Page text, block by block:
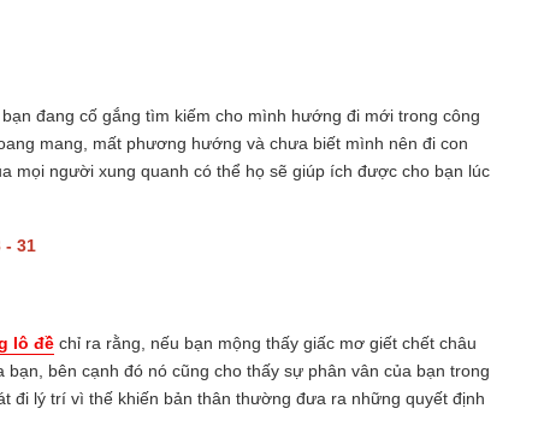
đang cố gắng tìm kiếm cho mình hướng đi mới trong công
mang, mất phương hướng và chưa biết mình nên đi con
mọi người xung quanh có thể họ sẽ giúp ích được cho bạn lúc
- 31
lô đề chỉ ra rằng, nếu bạn mộng thấy giấc mơ giết chết châu
bên cạnh đó nó cũng cho thấy sự phân vân của bạn trong
đi lý trí vì thế khiến bản thân thường đưa ra những quyết định